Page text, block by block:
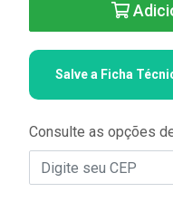
Salve a Ficha
Consulte as opções